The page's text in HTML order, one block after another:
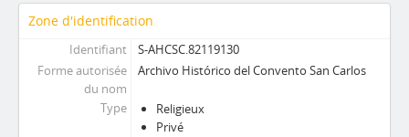
Zone d'identification
Identifiant
S-AHCSC.82119130
Forme autorisée
du nom
Archivo Histórico del Convento San Carlos
Type
Religieux
Privé